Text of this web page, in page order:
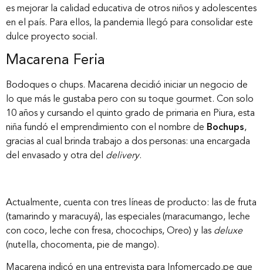
es mejorar la calidad educativa de otros niños y adolescentes
en el país. Para ellos, la pandemia llegó para consolidar este
dulce proyecto social.
Macarena Feria
Bodoques o chups. Macarena decidió iniciar un negocio de
lo que más le gustaba pero con su toque gourmet. Con solo
10 años y cursando el quinto grado de primaria en Piura, esta
niña fundó el emprendimiento con el nombre de Bochups,
gracias al cual brinda trabajo a dos personas: una encargada
del envasado y otra del delivery.
Actualmente, cuenta con tres líneas de producto: las de fruta
(tamarindo y maracuyá), las especiales (maracumango, leche
con coco, leche con fresa, chocochips, Oreo) y las deluxe
(nutella, chocomenta, pie de mango).
Macarena indicó en una entrevista para Infomercado.pe que